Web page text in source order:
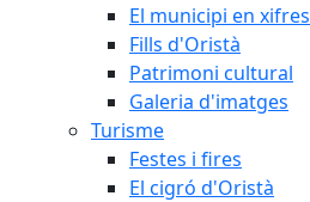
El municipi en xifres
Fills d'Oristà
Patrimoni cultural
Galeria d'imatges
Turisme
Festes i fires
El cigró d'Oristà